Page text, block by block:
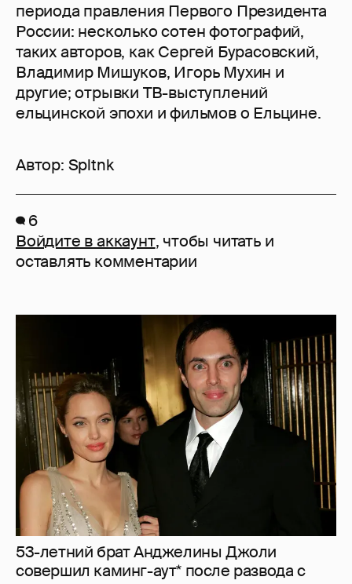
периода правления Первого Президента
России: несколько сотен фотографий,
таких авторов, как Сергей Бурасовский,
Владимир Мишуков, Игорь Мухин и
другие; отрывки ТВ-выступлений
ельцинской эпохи и фильмов о Ельцине.
Автор: Spltnk
6
Войдите в аккаунт, чтобы читать и
оставлять комментарии
53-летний брат Анджелины Джоли
совершил каминг-аут* после развода с